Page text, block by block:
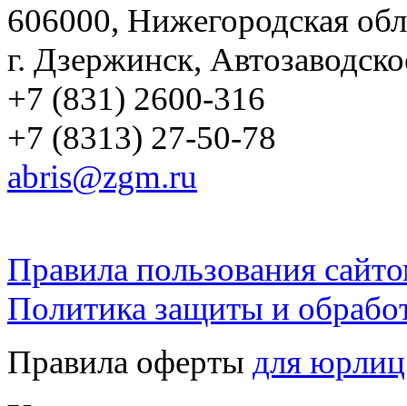
606000, Нижегородская
г. Дзержинск,
+7 (831) 2600-316
+7 (8313) 27-50-78
abris@zgm.ru
Правила пользования
Политика защиты и
Правила оферты для